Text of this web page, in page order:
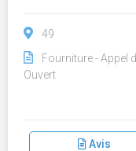
49
Fourniture - Appel
Ouvert
Avis